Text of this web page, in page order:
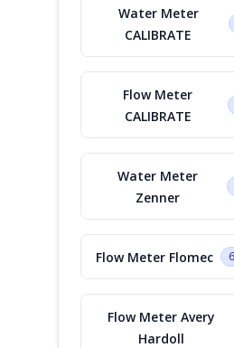
Water Meter
CALIBRATE
Flow Meter
CALIBRATE
Water Meter
Zenner
Flow Meter Flomec 6
Flow Meter Avery
Hardoll